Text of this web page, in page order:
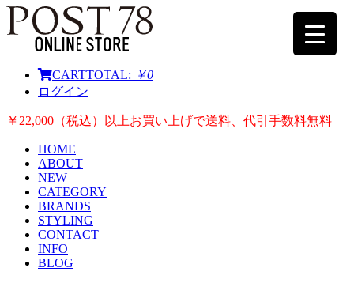
CARTTOTAL: ￥0
ログイン
￥22,000（税込）以上お買い上げで送料、代引手数料無料
HOME
ABOUT
NEW
CATEGORY
BRANDS
STYLING
CONTACT
INFO
BLOG